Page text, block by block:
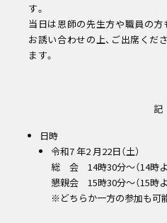
eDCグループ
交通アクセス
お問い合わせ
資料請求
オンデマンド学校説明
す。
当日は恩師の先生方や職員の方
お誘い合わせの上、ご出席くだ
ます。
記
日時
令和7 年2 月22日（土）
総 会 14時30分～（14時よ
懇親会 15時30分～（15時よ
※どちらか一方の参加も可